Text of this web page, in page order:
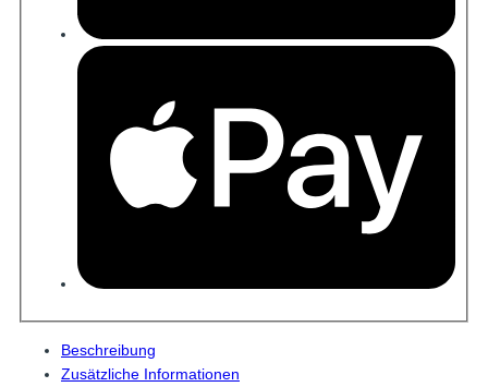
Beschreibung
Zusätzliche Informationen